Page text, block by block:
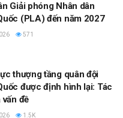
Giải phóng Nhân dân
(PLA) đến năm 2027
571
thượng tầng quân đội
được định hình lại: Tác
vấn đề
1.5K